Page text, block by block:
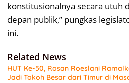
konstitusionalnya secara utuh
depan publik,” pungkas
ini.
Related News
HUT Ke-50, Rosan Roeslani
Jadi Tokoh Besar dari Timur di